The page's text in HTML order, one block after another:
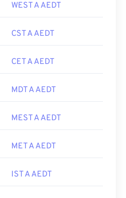
WEST A AEDT
CST A AEDT
CET A AEDT
MDT A AEDT
MEST A AEDT
MET A AEDT
IST A AEDT